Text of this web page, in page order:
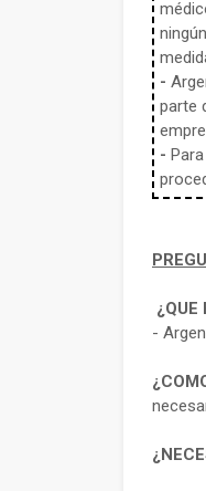
-
parte
-
¿QUE
-